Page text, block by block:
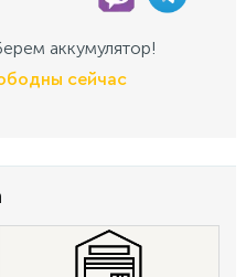
аккумулятор!
сейчас